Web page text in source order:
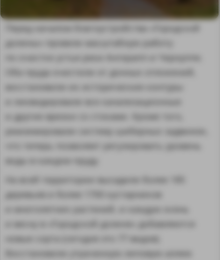
долины» провели масштабную работу
по очистке устья реки Ангерапп и Чернуппе.
Оба пруда очистили от донных отложений,
восстановили их исторические контуры
и ликвидировали все канализационные
и другие врезки со стоками. Кроме того,
реанимировали систему шиберных задвижек,
что теперь позволяет регулировать уровень
воды в каждом пруду.
На всей территории высадили более 185
деревьев и более 1700 кустарников
и многолетних растений, и каждую осень
и весну в «Городской долине» добавляются
новые сорта (сегодня это 77 видов).
Восстановили утраченную липовую аллею